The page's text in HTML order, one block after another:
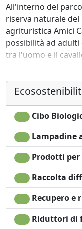
All'interno del
riserva naturale del
agrituristica Amici
possibilità ad
tra l'uomo e il
specializzato
Troverete
e di frutta.
di un ettaro. Ai
educazione alla
attività di
Per gli ospiti
completamente
soggiorni. Il primo
letto matrimoniale
ampio soggiorno
ha una camera in
trovano entrambi
meravigliosa vista
Cibo
Lampadine
Prodotti per
Raccolta
Recupero e
Riduttori di